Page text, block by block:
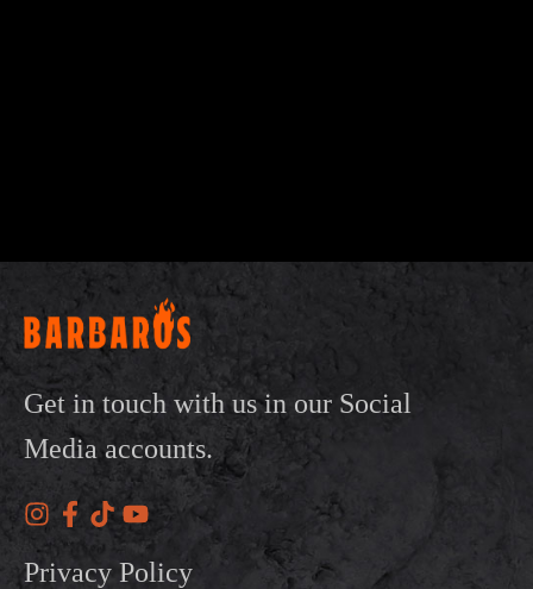
Get in touch with us in our Social
Media accounts.
Privacy Policy